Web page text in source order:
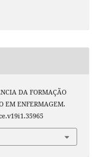
DA FORMAÇÃO
EM ENFERMAGEM.